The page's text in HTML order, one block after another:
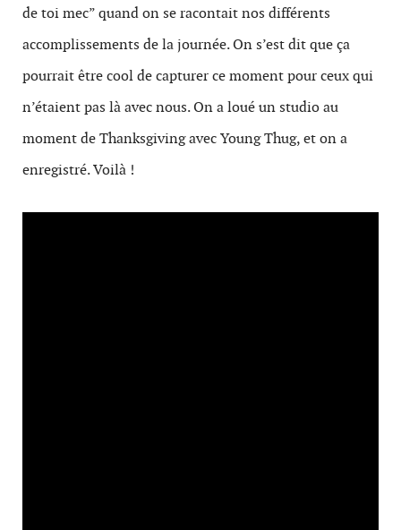
de toi mec” quand on se racontait nos différents
accomplissements de la journée. On s’est dit que ça
pourrait être cool de capturer ce moment pour ceux qui
n’étaient pas là avec nous. On a loué un studio au
moment de Thanksgiving avec Young Thug, et on a
enregistré. Voilà !